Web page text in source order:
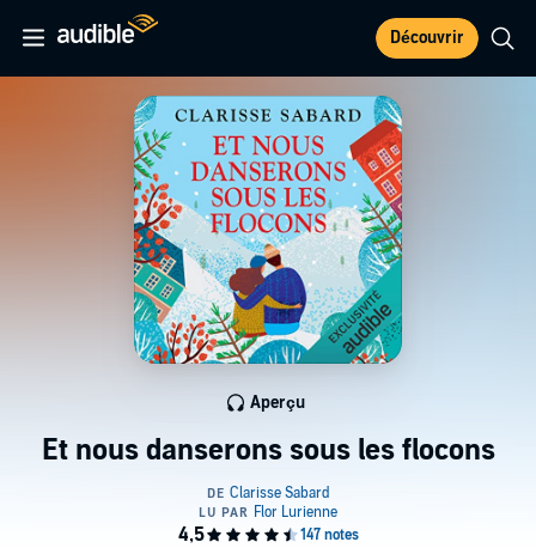
Découvrir
Et nous danserons sous les flocons
Aperçu